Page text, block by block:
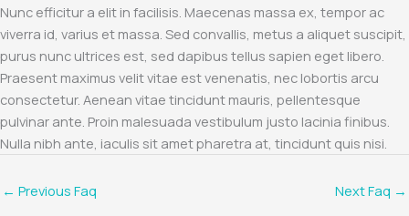
Nunc efficitur a elit in facilisis. Maecenas massa ex, tempor ac
viverra id, varius et massa. Sed convallis, metus a aliquet suscipit,
purus nunc ultrices est, sed dapibus tellus sapien eget libero.
Praesent maximus velit vitae est venenatis, nec lobortis arcu
consectetur. Aenean vitae tincidunt mauris, pellentesque
pulvinar ante. Proin malesuada vestibulum justo lacinia finibus.
Nulla nibh ante, iaculis sit amet pharetra at, tincidunt quis nisi.
← Previous Faq Next Faq →